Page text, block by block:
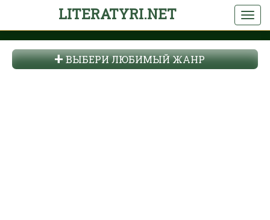
LITERATYRI.NET
ВЫБЕРИ ЛЮБИМЫЙ ЖАНР